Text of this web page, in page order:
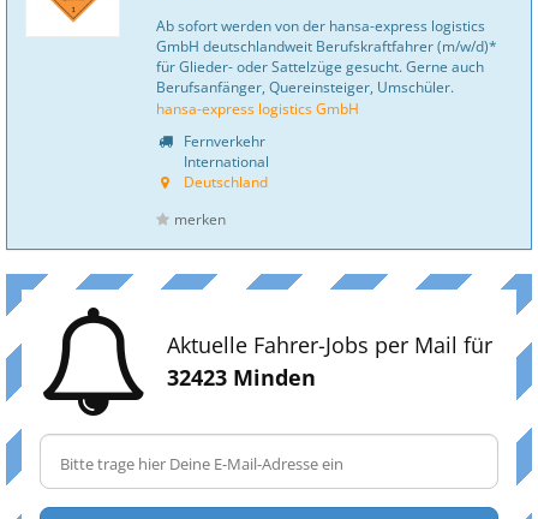
Ab sofort werden von der hansa-express logistics
GmbH deutschlandweit Berufskraftfahrer (m/w/d)*
für Glieder- oder Sattelzüge gesucht. Gerne auch
Berufsanfänger, Quereinsteiger, Umschüler.
hansa-express logistics GmbH
Fernverkehr
International
Deutschland
merken
Aktuelle Fahrer-Jobs per Mail für
32423 Minden